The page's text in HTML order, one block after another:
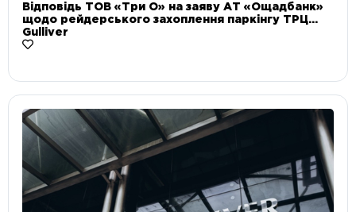
Відповідь ТОВ «Три О» на заяву АТ «Ощадбанк»
щодо рейдерського захоплення паркінгу ТРЦ
Gulliver